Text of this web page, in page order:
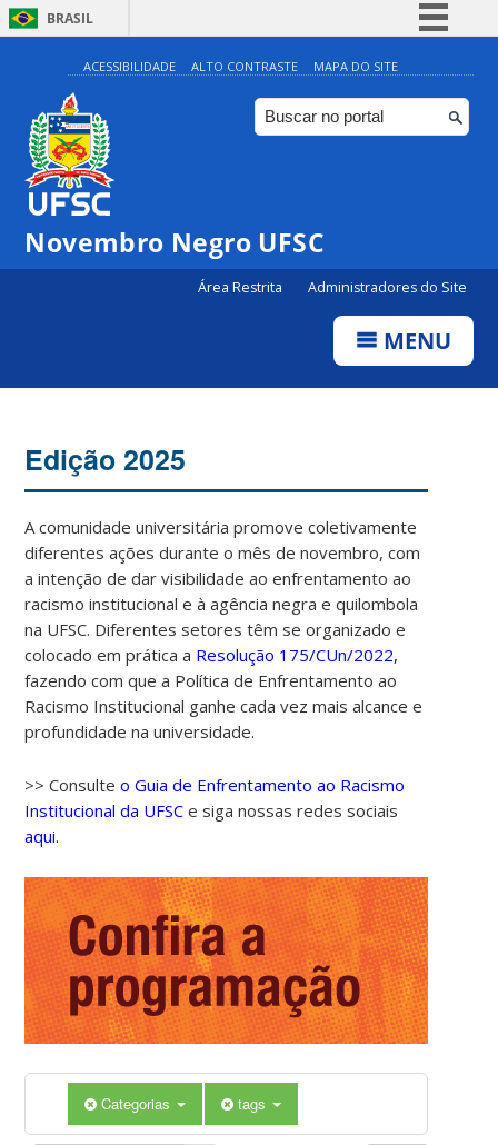
BRASIL
Simplifique!
Comunica BR
Participe
ACESSIBILIDADE ALTO CONTRASTE MAPA DO SITE
Novembro Negro UFSC
Área Restrita Administradores do Site
MENU
Edição 2025
A comunidade universitária promove coletivamente
diferentes ações durante o mês de novembro, com
a intenção de dar visibilidade ao enfrentamento ao
racismo institucional e à agência negra e quilombola
na UFSC. Diferentes setores têm se organizado e
colocado em prática a Resolução 175/CUn/2022,
fazendo com que a Política de Enfrentamento ao
Racismo Institucional ganhe cada vez mais alcance e
profundidade na universidade.
>> Consulteo Guia de Enfrentamento ao Racismo
Institucional da UFSC e siga nossas redes sociais
aqui.
Categorias tags